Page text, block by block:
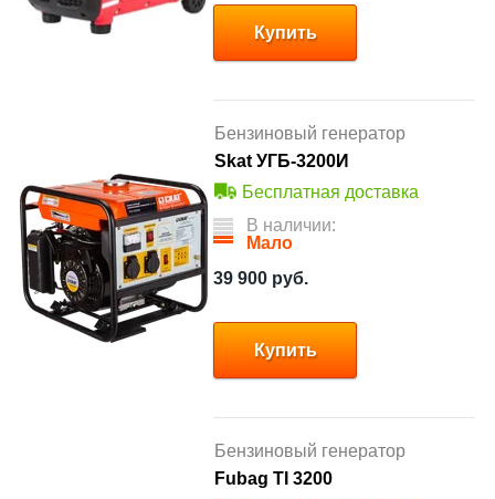
Купить
Бензиновый генератор
Skat УГБ-3200И
Бесплатная доставка
В наличии:
Мало
39 900 руб.
Купить
Бензиновый генератор
Fubag TI 3200